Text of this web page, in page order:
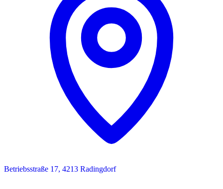
Betriebsstraße 17, 4213 Radingdorf